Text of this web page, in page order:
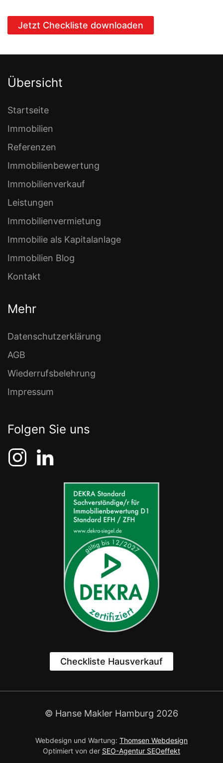
Jetzt Checkliste downloaden
Übersicht
Startseite
Immobilien
Referenzen
Immobilienbewertung
Immobilienverkauf
Leistungen
Immobilienvermietung
Immobilie als Kapitalanlage
Immobilien Blog
Kontakt
Mehr
Datenschutzerklärung
AGB
Wiederrufsbelehrung
Impressum
Folgen Sie uns
Checkliste Hausverkauf
© Hanse Makler Hamburg 2026
Webdesign und Wartung: Thomsen Webdesign
Optimiert von der SEO-Agentur SEOeffekt